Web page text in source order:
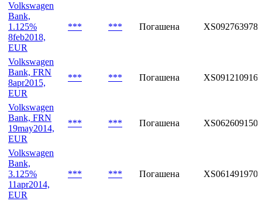
Volkswagen
Bank,
1.125%
8feb2018,
EUR
*** *** Погашена XS0927639780
Volkswagen
Bank, FRN
8apr2015,
EUR
*** *** Погашена XS0912109161
Volkswagen
Bank, FRN
19may2014,
EUR
*** *** Погашена XS0626091507
Volkswagen
Bank,
3.125%
11apr2014,
EUR
*** *** Погашена XS0614919701